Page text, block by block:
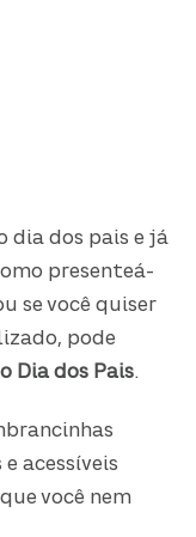
dia dos pais e já
presenteá-
se você quiser
pode
Dia dos Pais.
acessíveis
você nem